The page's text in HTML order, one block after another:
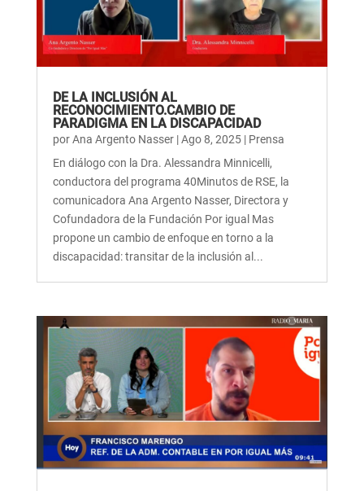
DE LA INCLUSIÓN AL
RECONOCIMIENTO.CAMBIO DE
PARADIGMA EN LA DISCAPACIDAD
porAna Argento Nasser|Ago 8, 2025| Prensa
En diálogo con la Dra. Alessandra Minnicelli,
conductora del programa 40Minutos de RSE, la
comunicadora Ana Argento Nasser, Directora y
Cofundadora de la Fundación Por igual Mas
propone un cambio de enfoque en torno a la
discapacidad: transitar de la inclusión al...